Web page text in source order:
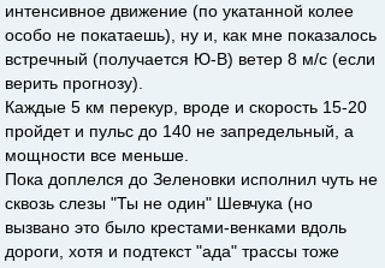
интенсивное движение (по укатанной колее
особо не покатаешь), ну и, как мне показалось
встречный (получается Ю-В) ветер 8 м/с (если
верить прогнозу).
Каждые 5 км перекур, вроде и скорость 15-20
пройдет и пульс до 140 не запредельный, а
мощности все меньше.
Пока доплелся до Зеленовки исполнил чуть не
сквозь слезы "Ты не один" Шевчука (но
вызвано это было крестами-венками вдоль
дороги, хотя и подтекст "ада" трассы тоже